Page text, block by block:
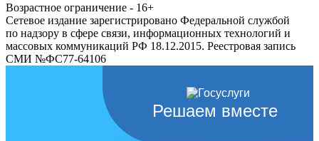
Возрастное ограничение - 16+
Сетевое издание зарегистрировано Федеральной службой
по надзору в сфере связи, информационных технологий и
массовых коммуникаций РФ 18.12.2015. Реестровая запись
СМИ №ФС77-64106
Решаем вместе